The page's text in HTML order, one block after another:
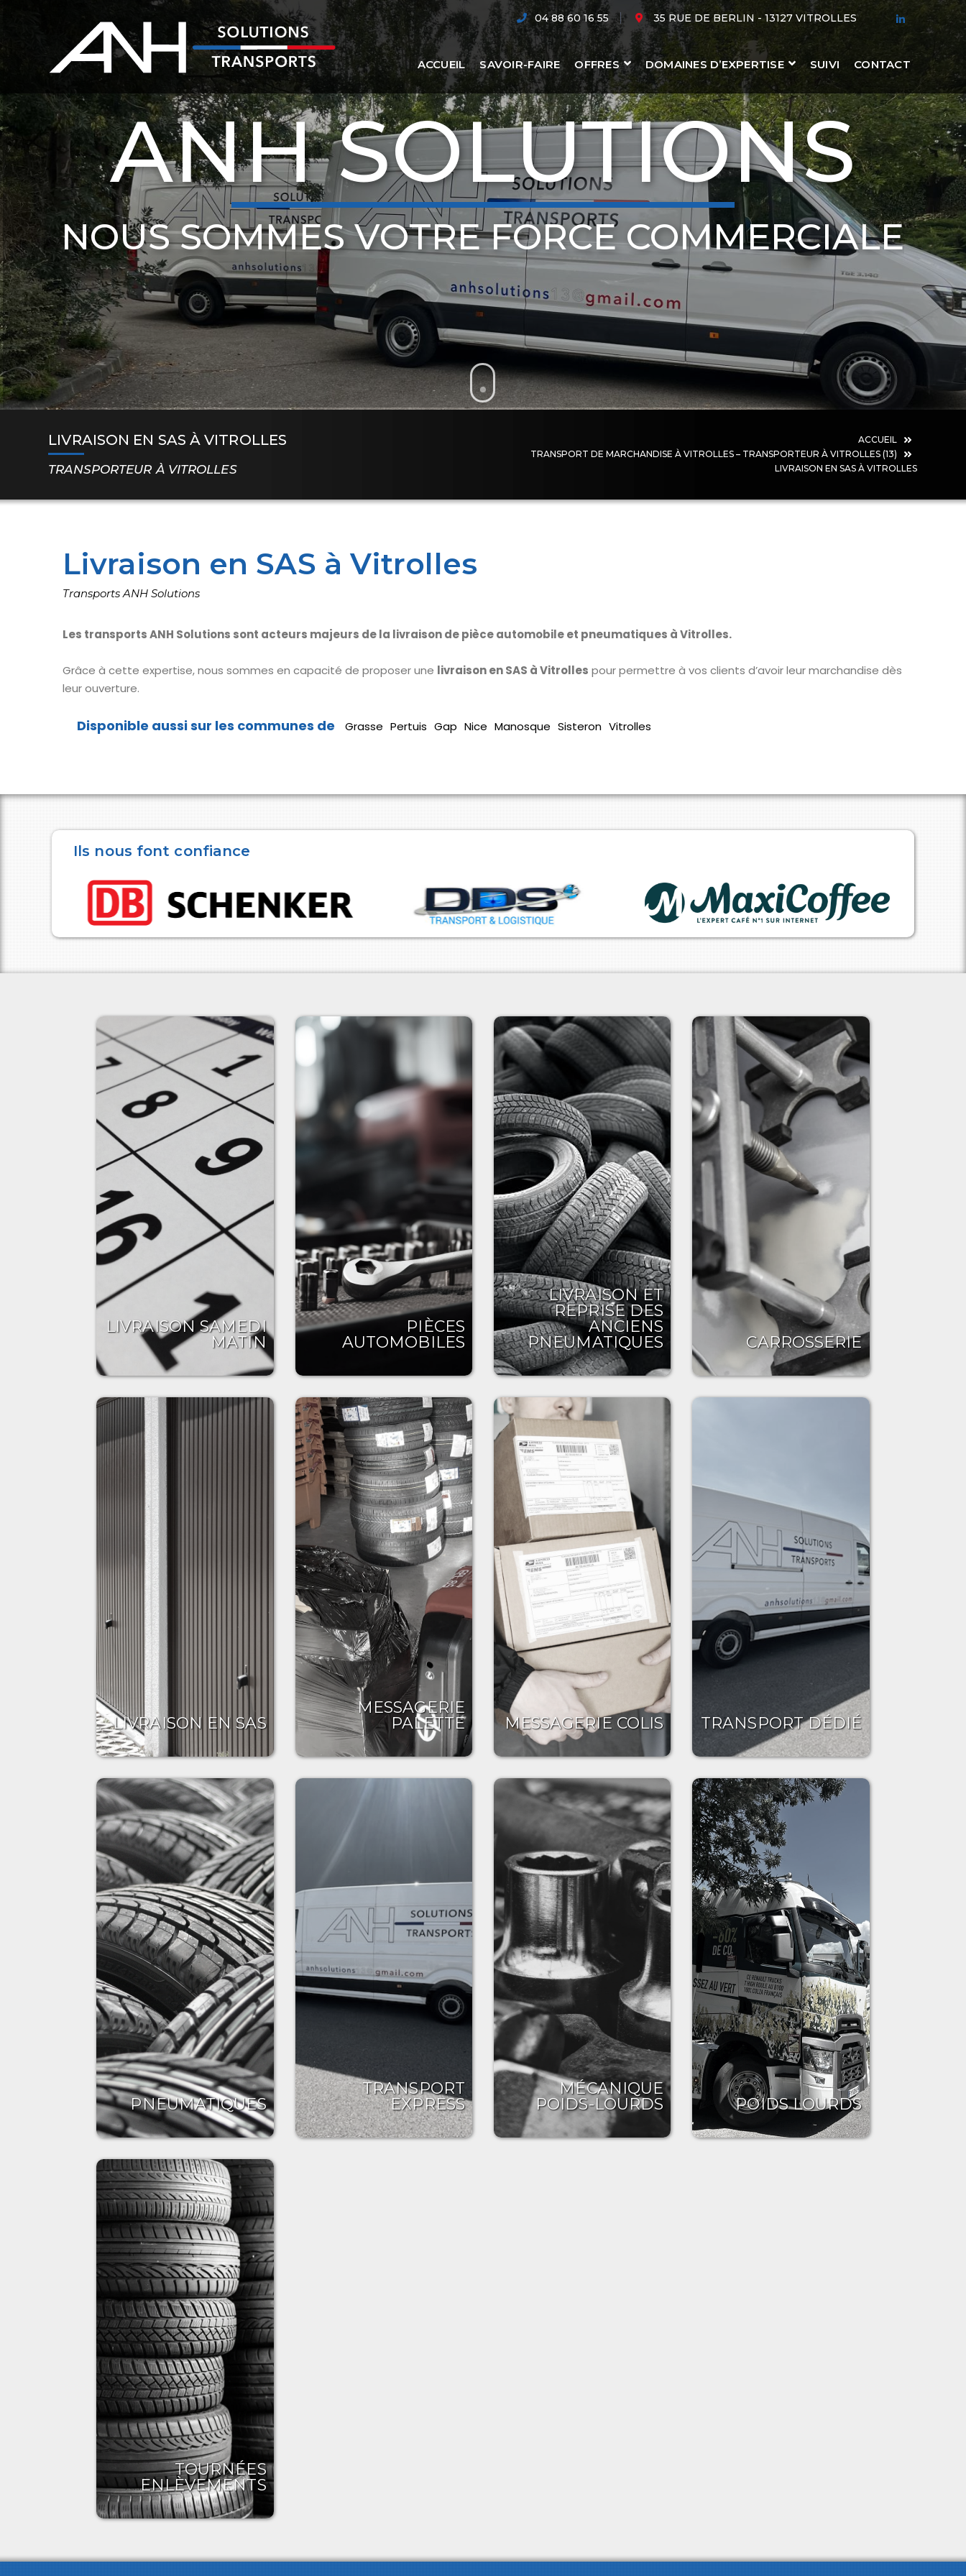
04 88 60 16 55 35 RUE DE BERLIN - 13127 VITROLLES
LINKEDIN
PROFILE
ACCUEIL SAVOIR-FAIRE OFFRES DOMAINES D’EXPERTISE SUIVI CONTACT
ANH SOLUTIONS
NOUS SOMMES VOTRE FORCE COMMERCIALE
LIVRAISON EN SAS À VITROLLES
TRANSPORTEUR À VITROLLES
ACCUEIL
TRANSPORT DE MARCHANDISE À VITROLLES – TRANSPORTEUR À VITROLLES (13)
LIVRAISON EN SAS À VITROLLES
Livraison en SAS à Vitrolles
Transports ANH Solutions
Les transports ANH Solutions sont acteurs majeurs de la livraison de pièce automobile et pneumatiques à Vitrolles.
Grâce à cette expertise, nous sommes en capacité de proposer une livraison en SAS à Vitrolles pour permettre à vos clients d’avoir leur marchandise dès
leur ouverture.
Grasse Pertuis Gap Nice Manosque Sisteron Vitrolles
Ils nous font confiance
LIVRAISON SAMEDI
MATIN
PIÈCES
AUTOMOBILES
LIVRAISON ET
REPRISE DES
ANCIENS
PNEUMATIQUES
CARROSSERIE
LIVRAISON EN SAS
MESSAGERIE
PALETTE
MESSAGERIE COLIS TRANSPORT DÉDIÉ
PNEUMATIQUES
TRANSPORT
EXPRESS
MÉCANIQUE
POIDS-LOURDS
POIDS LOURDS
TOURNÉES
ENLÈVEMENTS